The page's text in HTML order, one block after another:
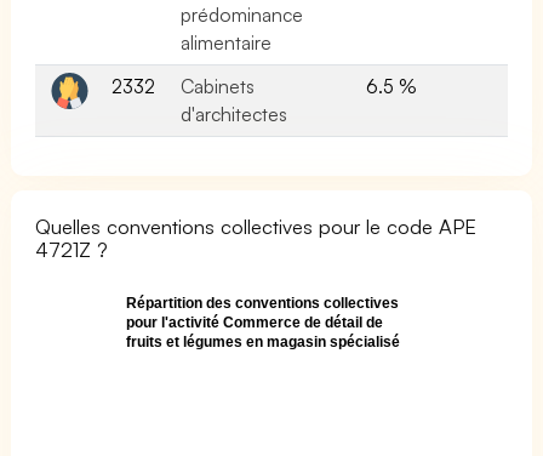
prédominance
alimentaire
2332
Cabinets
d'architectes
6.5 %
Quelles conventions collectives pour le code APE
4721Z ?
Répartition des conventions collectives
pour l'activité Commerce de détail de
fruits et légumes en magasin spécialisé